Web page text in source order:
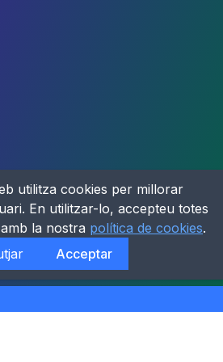
utilitza cookies per millorar
En utilitzar-lo, accepteu totes
la nostra política de cookies.
Acceptar